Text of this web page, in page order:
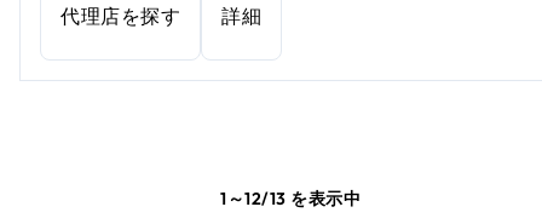
代理店を探す 詳細
1～12/13 を表示中